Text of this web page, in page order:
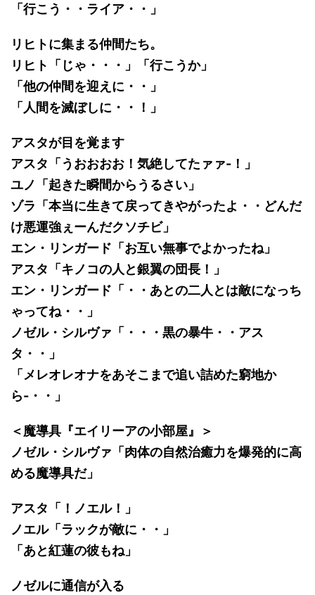
「行こう・・ライア・・」
リヒトに集まる仲間たち。
リヒト「じゃ・・・」「行こうか」
「他の仲間を迎えに・・」
「人間を滅ぼしに・・！」
アスタが目を覚ます
アスタ「うおおおお！気絶してたァァ-！」
ユノ「起きた瞬間からうるさい」
ゾラ「本当に生きて戻ってきやがったよ・・どんだ
け悪運強ぇーんだクソチビ」
エン・リンガード「お互い無事でよかったね」
アスタ「キノコの人と銀翼の団長！」
エン・リンガード「・・あとの二人とは敵になっち
ゃってね・・」
ノゼル・シルヴァ「・・・黒の暴牛・・アス
タ・・」
「メレオレオナをあそこまで追い詰めた窮地か
ら-・・」
＜魔導具『エイリーアの小部屋』＞
ノゼル・シルヴァ「肉体の自然治癒力を爆発的に高
める魔導具だ」
アスタ「！ノエル！」
ノエル「ラックが敵に・・」
「あと紅蓮の彼もね」
ノゼルに通信が入る